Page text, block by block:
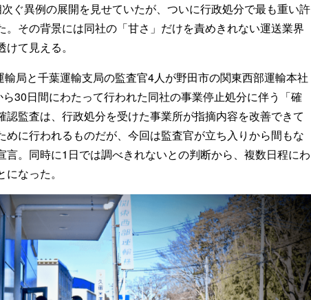
ぐ異例の展開を見せていたが、ついに行政処分で最も重い許
。その背景には同社の「甘さ」だけを責めきれない運送業界
て見える。
局と千葉運輸支局の監査官4人が野田市の関東西部運輸本社
30日間にわたって行われた同社の事業停止処分に伴う「確
認監査は、行政処分を受けた事業所が指摘内容を改善できて
めに行われるものだが、今回は監査官が立ち入りから間もな
言。同時に1日では調べきれないとの判断から、複数日程にわ
なった。